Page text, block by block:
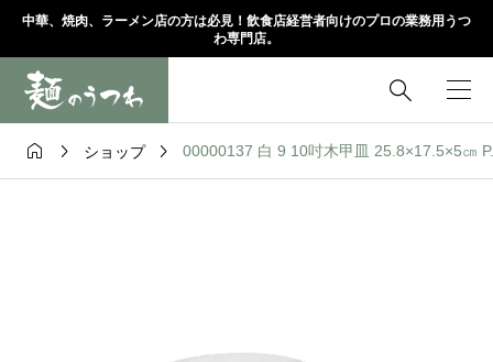
中華、焼肉、ラーメン店の方は必見！飲食店経営者向けのプロの業務用うつ
わ専門店。

  ショップ  00000137 白 9 10吋木甲皿 25.8×17.5×5㎝